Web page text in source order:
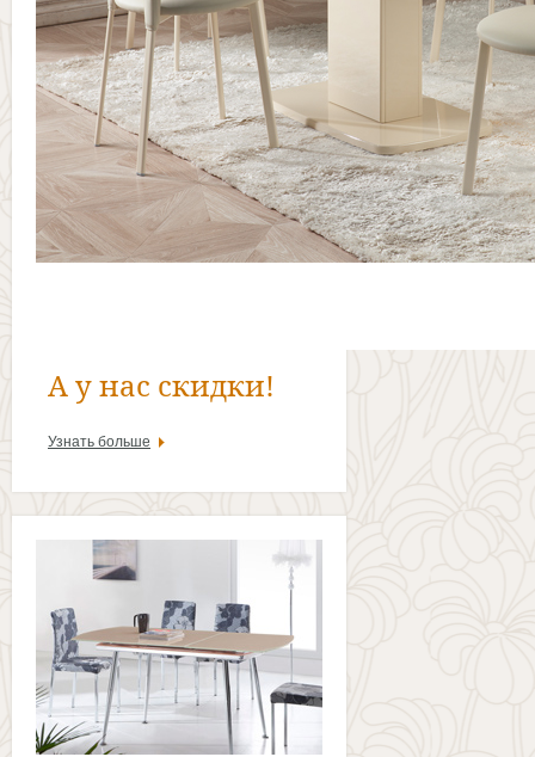
А у нас скидки!
Узнать больше